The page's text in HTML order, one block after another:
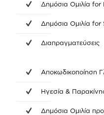
Δημόσια Ομιλία
Δημόσια Ομιλία
Διαπραγματεύσεις
Αποκωδικοποίηση
Ηγεσία &
Δημόσια Ομιλία